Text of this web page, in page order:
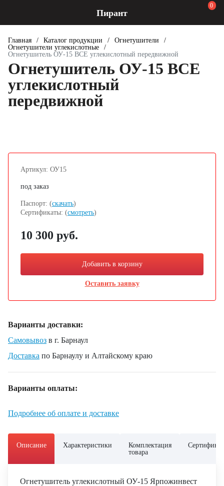
Пирант
0
Главная / Каталог продукции / Огнетушители
/
Огнетушители углекислотные
/
Огнетушитель ОУ-15 ВСЕ углекислотный передвижной
Огнетушитель ОУ-15 ВСЕ
углекислотный
передвижной
Артикул: ОУ15
под заказ
Паспорт: (скачать)
Сертификаты: (смотреть)
10 300 руб.
Добавить в корзину
Оставить заявку
Варианты доставки:
Самовывоз в г. Барнаул
Доставка по Барнаулу и Алтайскому краю
Варианты оплаты:
Подробнее об оплате и доставке
Описание Характеристики
Комплектация
товара
Огнетушитель углекислотный ОУ-15 Ярпожинвест